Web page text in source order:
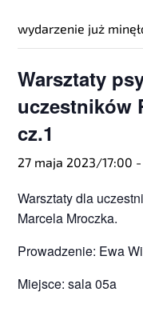
wydarzenie już
Warsztaty
uczestników
cz.1
27 maja 2023/17:00
Warsztaty dla
Marcela Mroczka.
Prowadzenie: Ewa
Miejsce: sala 05a